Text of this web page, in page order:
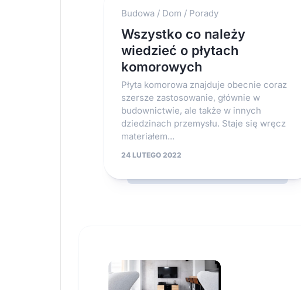
Budowa / Dom / Porady
Wszystko co należy
wiedzieć o płytach
komorowych
Płyta komorowa znajduje obecnie coraz
szersze zastosowanie, głównie w
budownictwie, ale także w innych
dziedzinach przemysłu. Staje się wręcz
materiałem...
24 LUTEGO 2022